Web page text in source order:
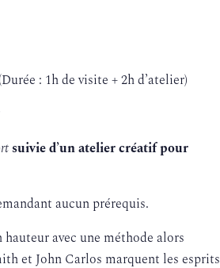
: 1h de visite + 2h d’atelier)
suivie d’un atelier créatif pour
aucun prérequis.
avec une méthode alors
et John Carlos marquent les esprits